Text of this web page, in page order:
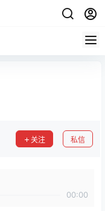
关注 私信
00:00